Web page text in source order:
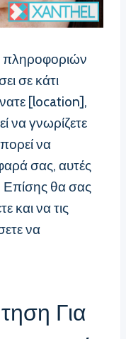
πληροφοριών
σε κάτι
[location],
να γνωρίζετε
να
σας, αυτές
Επίσης θα σας
και να τις
να
Για